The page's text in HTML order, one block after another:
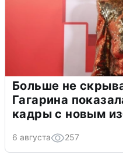
Больше не
Гагарина
кадры с новым
6 августа 257